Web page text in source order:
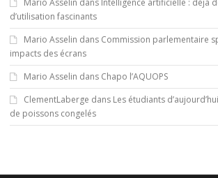
Mario Asselin dans Intelligence artificielle : déjà
d’utilisation fascinants
Mario Asselin dans Commission parlementaire
impacts des écrans
Mario Asselin dans Chapo l’AQUOPS
ClementLaberge dans Les étudiants
de poissons congelés